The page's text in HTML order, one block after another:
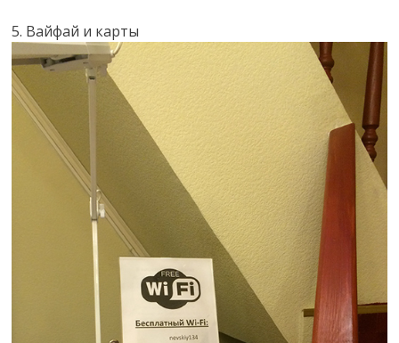
5. Вайфай и карты